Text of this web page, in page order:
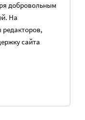
добровольным
На
сайта